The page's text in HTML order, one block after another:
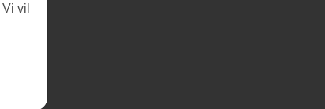
Vi vil